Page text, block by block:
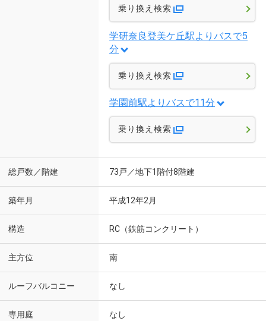
乗り換え検索
学研奈良登美ケ丘駅よりバスで5
分
乗り換え検索
学園前駅よりバスで11分
乗り換え検索
総戸数／階建 73戸／地下1階付8階建
築年月 平成12年2月
構造 RC（鉄筋コンクリート）
主方位 南
ルーフバルコニー なし
専用庭 なし